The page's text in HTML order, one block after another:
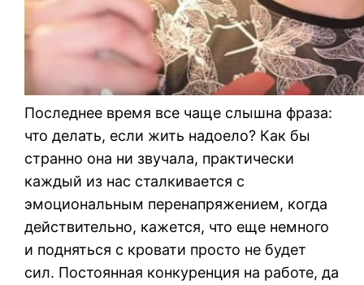
Последнее время все чаще слышна фраза:
что делать, если жить надоело? Как бы
странно она ни звучала, практически
каждый из нас сталкивается с
эмоциональным перенапряжением, когда
действительно, кажется, что еще немного
и подняться с кровати просто не будет
сил. Постоянная конкуренция на работе, да